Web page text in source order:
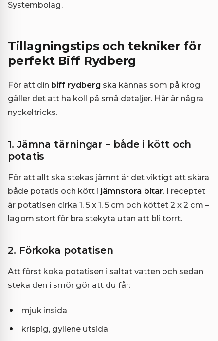
Systembolag.
Tillagningstips och tekniker för
perfekt Biff Rydberg
För att din biff rydberg ska kännas som på krog
gäller det att ha koll på små detaljer. Här är några
nyckeltricks.
1. Jämna tärningar – både i kött och
potatis
För att allt ska stekas jämnt är det viktigt att skära
både potatis och kött i jämnstora bitar. I receptet
är potatisen cirka 1, 5 x 1, 5 cm och köttet 2 x 2 cm –
lagom stort för bra stekyta utan att bli torrt.
2. Förkoka potatisen
Att först koka potatisen i saltat vatten och sedan
steka den i smör gör att du får:
mjuk insida
krispig, gyllene utsida